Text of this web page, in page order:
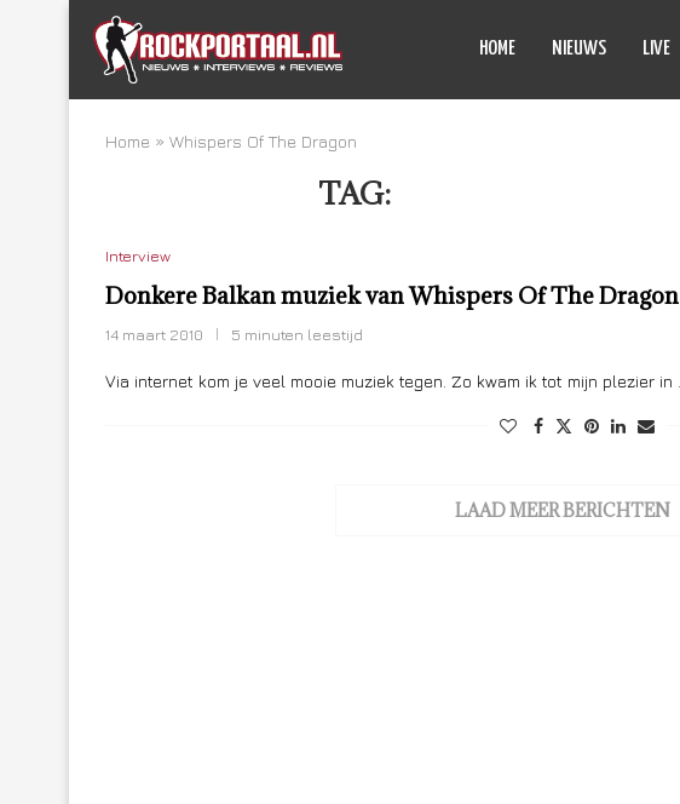
HOME NIEUWS LIVE
Home » Whispers Of The Dragon
TAG:
Interview
Donkere Balkan muziek van Whispers Of The Dragon
14 maart 2010 5 minuten leestijd
Via internet kom je veel mooie muziek tegen. Zo kwam ik tot mijn plezier in …
LAAD MEER BERICHTEN